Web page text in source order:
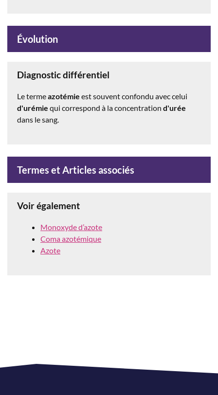
Évolution
Diagnostic différentiel
Le termeazotémie est souvent confondu avec celui
d'urémie qui correspond à la concentration d'urée
dans le sang.
Termes et Articles associés
Voir également
Monoxyde d’azote
Coma azotémique
Azote